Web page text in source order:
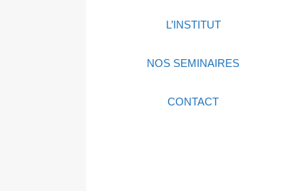
L’INSTITUT
NOS SEMINAIRES
CONTACT